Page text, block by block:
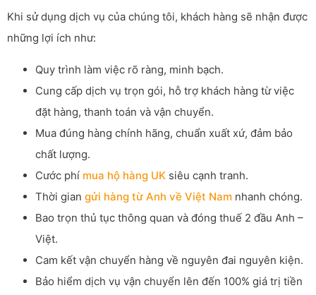
Khi sử dụng dịch vụ của chúng tôi, khách hàng sẽ nhận được
những lợi ích như:
Quy trình làm việc rõ ràng, minh bạch.
Cung cấp dịch vụ trọn gói, hỗ trợ khách hàng từ việc
đặt hàng, thanh toán và vận chuyển.
Mua đúng hàng chính hãng, chuẩn xuất xứ, đảm bảo
chất lượng.
Cước phí mua hộ hàng UK siêu cạnh tranh.
Thời gian gửi hàng từ Anh về Việt Nam nhanh chóng.
Bao trọn thủ tục thông quan và đóng thuế 2 đầu Anh –
Việt.
Cam kết vận chuyển hàng về nguyên đai nguyên kiện.
Bảo hiểm dịch vụ vận chuyển lên đến 100% giá trị tiền